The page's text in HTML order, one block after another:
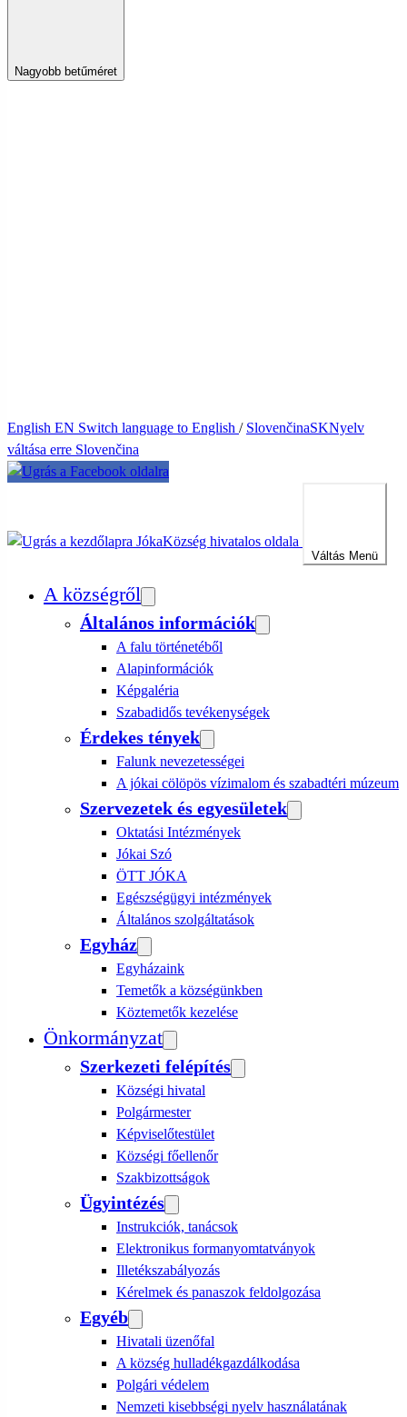
Nagyobb betűméret
English EN Switch language to English / SlovenčinaSKNyelv
váltása erre Slovenčina
JókaKözség hivatalos oldala
Váltás Menü
A községről
Általános információk
A falu történetéből
Alapinformációk
Képgaléria
Szabadidős tevékenységek
Érdekes tények
Falunk nevezetességei
A jókai cölöpös vízimalom és szabadtéri múzeum
Szervezetek és egyesületek
Oktatási Intézmények
Jókai Szó
ÖTT JÓKA
Egészségügyi intézmények
Általános szolgáltatások
Egyház
Egyházaink
Temetők a községünkben
Köztemetők kezelése
Önkormányzat
Szerkezeti felépítés
Községi hivatal
Polgármester
Képviselőtestület
Községi főellenőr
Szakbizottságok
Ügyintézés
Instrukciók, tanácsok
Elektronikus formanyomtatványok
Illetékszabályozás
Kérelmek és panaszok feldolgozása
Egyéb
Hivatali üzenőfal
A község hulladékgazdálkodása
Polgári védelem
Nemzeti kisebbségi nyelv használatának